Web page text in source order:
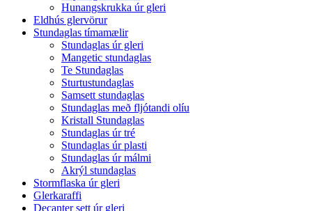
Hunangskrukka úr gleri
Eldhús glervörur
Stundaglas tímamælir
Stundaglas úr gleri
Mangetic stundaglas
Te Stundaglas
Sturtustundaglas
Samsett stundaglas
Stundaglas með fljótandi olíu
Kristall Stundaglas
Stundaglas úr tré
Stundaglas úr plasti
Stundaglas úr málmi
Akrýl stundaglas
Stormflaska úr gleri
Glerkaraffi
Decanter sett úr gleri